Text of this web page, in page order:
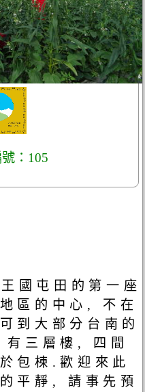
：105
國屯田的第一座
區的中心, 不在
到大部分台南的
三層樓, 四間
包棟.歡迎來此
平靜, 請事先預